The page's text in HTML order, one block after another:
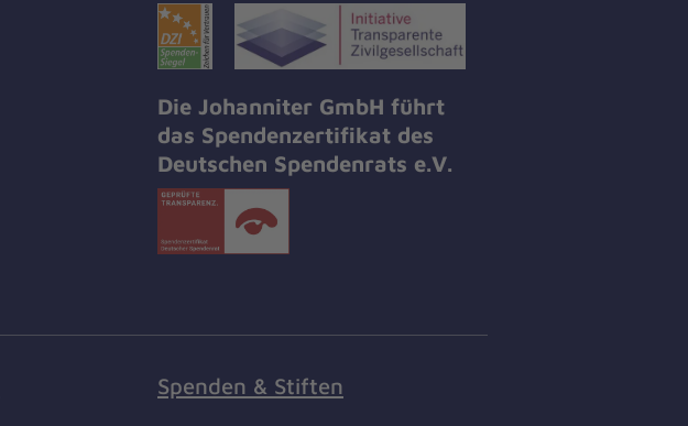
Die Johanniter GmbH führt
das Spendenzertifikat des
Deutschen Spendenrats e.V.
Spenden & Stiften